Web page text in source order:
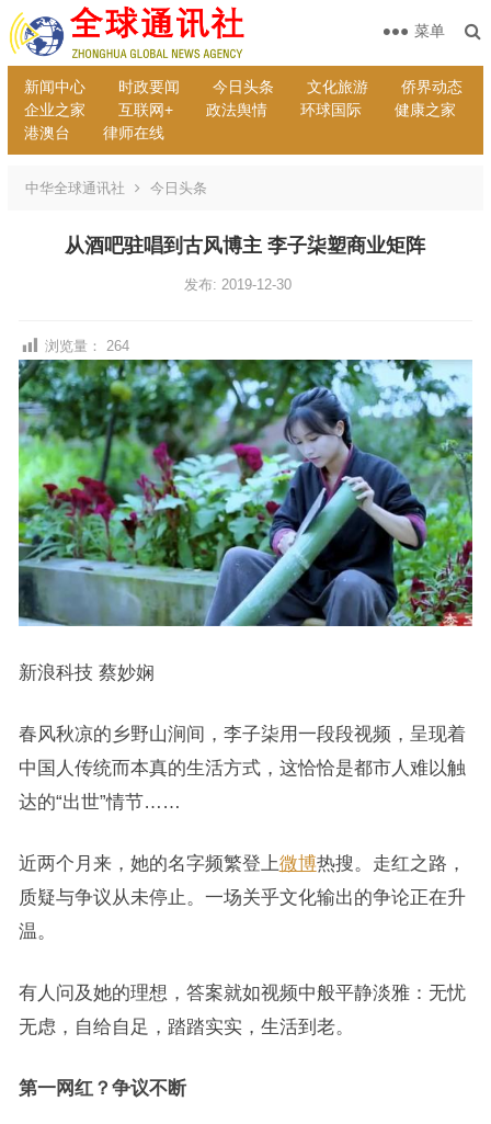
新闻中心 时政要闻 今日头条 文化旅游
侨界动态
企业之家
互联网+ 政法舆情 环球国际
健康之家
港澳台
律师在线
菜单
中华全球通讯社 今日头条
从酒吧驻唱到古风博主 李子柒塑商业矩阵
发布: 2019-12-30
浏览量： 264
新浪科技 蔡妙娴
春风秋凉的乡野山涧间，李子柒用一段段视频，呈现着
中国人传统而本真的生活方式，这恰恰是都市人难以触
达的“出世”情节……
近两个月来，她的名字频繁登上微博热搜。走红之路，
质疑与争议从未停止。一场关乎文化输出的争论正在升
温。
有人问及她的理想，答案就如视频中般平静淡雅：无忧
无虑，自给自足，踏踏实实，生活到老。
第一网红？争议不断